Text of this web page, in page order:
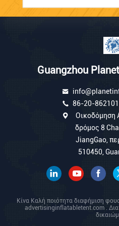
Guangzhou
86-20-
Οικοδόμηση
δρόμος 8
JiangGao,
510450,
Κίνα Καλή ποιότητα διαφήμιση
advertisinginflatabletent.com .